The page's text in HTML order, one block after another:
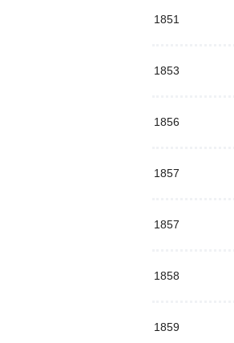
1851
1853
1856
1857
1857
1858
1859